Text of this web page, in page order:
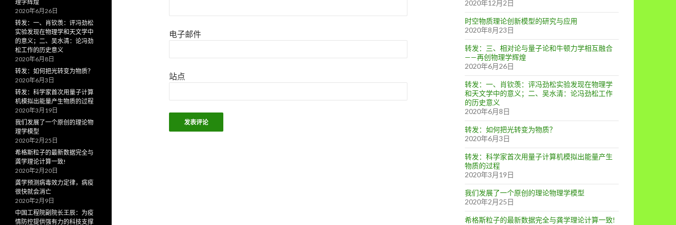
电子邮件
站点
2020年12月2日
时空物质理论创新模型的研究与应用
2020年8月23日
转发：三、相对论与量子论和牛顿力学相互融合
——再创物理学辉煌
2020年6月26日
转发：一、肖钦羡：评冯劲松实验发现在物理学
和天文学中的意义；二、吴水清：论冯劲松工作
的历史意义
2020年6月8日
转发：如何把光转变为物质？
2020年6月3日
转发：科学家首次用量子计算机模拟出能量产生
物质的过程
2020年3月19日
我们发展了一个原创的理论物理学模型
2020年2月25日
希格斯粒子的最新数据完全与龚学理论计算一致!
理学辉煌
2020年6月26日
转发：一、肖钦羡：评冯劲松
实验发现在物理学和天文学中
的意义；二、吴水清：论冯劲
松工作的历史意义
2020年6月8日
转发：如何把光转变为物质？
2020年6月3日
转发：科学家首次用量子计算
机模拟出能量产生物质的过程
2020年3月19日
我们发展了一个原创的理论物
理学模型
2020年2月25日
希格斯粒子的最新数据完全与
龚学理论计算一致!
2020年2月20日
龚学预测病毒效力定律，病疫
很快就会消亡
2020年2月9日
中国工程院副院长王辰：为疫
情防控提供强有力的科技支撑